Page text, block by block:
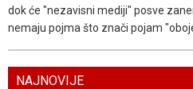
dok će "nezavisni mediji" posve
nemaju pojma što znači pojam
NAJNOVIJE